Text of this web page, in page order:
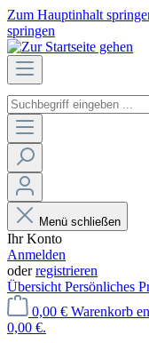
Zum Hauptinhalt
springen
Menü schließen
Ihr Konto
Anmelden
oderregistrieren
Übersicht Persönliches
0,00 € Warenkorb
0,00 €.